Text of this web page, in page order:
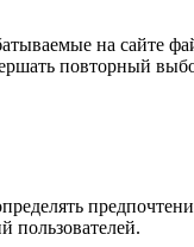
на сайте
повторный
пользователей.